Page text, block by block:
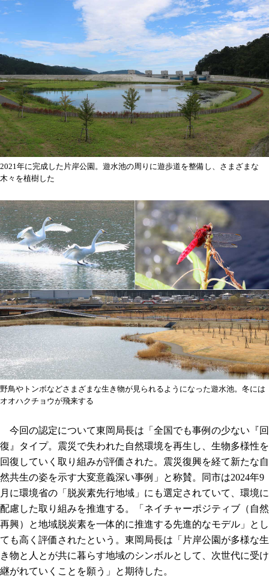
2021年に完成した片岸公園。遊水池の周りに遊歩道を整備し、さまざまな
木々を植樹した
野鳥やトンボなどさまざまな生き物が見られるようになった遊水池。冬には
オオハクチョウが飛来する
今回の認定について東岡局長は「全国でも事例の少ない『回
復』タイプ。震災で失われた自然環境を再生し、生物多様性を
回復していく取り組みが評価された。震災復興を経て新たな自
然共生の姿を示す大変意義深い事例」と称賛。同市は2024年9
月に環境省の「脱炭素先行地域」にも選定されていて、環境に
配慮した取り組みを推進する。「ネイチャーポジティブ（自然
再興）と地域脱炭素を一体的に推進する先進的なモデル」とし
ても高く評価されたという。東岡局長は「片岸公園が多様な生
き物と人とが共に暮らす地域のシンボルとして、次世代に受け
継がれていくことを願う」と期待した。